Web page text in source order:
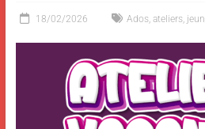
18/02/2026 Ados, ateliers,